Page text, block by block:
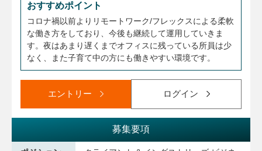
おすすめポイント
コロナ禍以前よりリモートワーク/フレックスによる柔軟
な働き方をしており、今後も継続して運用していきま
す。夜はあまり遅くまでオフィスに残っている所員は少
なく、また子育て中の方にも働きやすい環境です。
エントリー ログイン
募集要項